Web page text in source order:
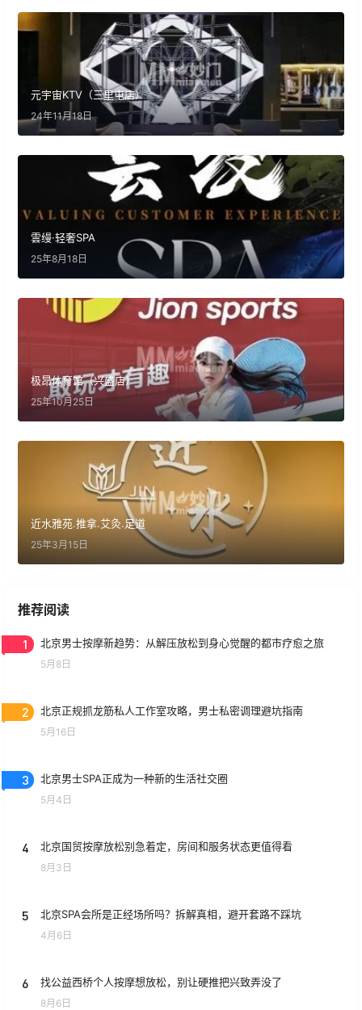
元宇宙KTV（三里屯店）
24年11月18日
雲缦·轻奢SPA
25年8月18日
极昂体育馆（兴盛店）
25年10月25日
近水雅苑.推拿.艾灸.足道
25年3月15日
推荐阅读
1 北京男士按摩新趋势：从解压放松到身心觉醒的都市疗愈之旅
5月8日
2 北京正规抓龙筋私人工作室攻略，男士私密调理避坑指南
5月16日
3 北京男士SPA正成为一种新的生活社交圈
5月4日
4 北京国贸按摩放松别急着定，房间和服务状态更值得看
8月3日
5 北京SPA会所是正经场所吗？拆解真相，避开套路不踩坑
4月6日
6 找公益西桥个人按摩想放松，别让硬推把兴致弄没了
8月6日